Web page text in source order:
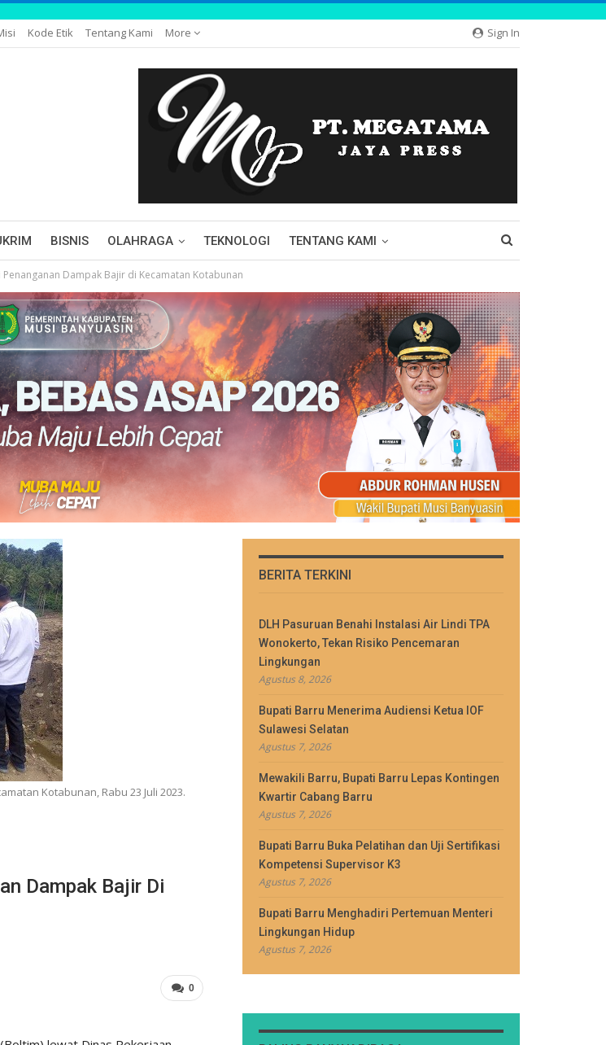
Sign In
Kode Etik Tentang Kami More
BISNIS OLAHRAGA TEKNOLOGI TENTANG KAMI
Penanganan Dampak Bajir di Kecamatan Kotabunan
Kotabunan, Rabu 23 Juli 2023.
Dampak Bajir Di
0
BERITA TERKINI
DLH Pasuruan Benahi Instalasi Air Lindi TPA
Wonokerto, Tekan Risiko Pencemaran
Lingkungan
Agustus 8, 2026
Bupati Barru Menerima Audiensi Ketua IOF
Sulawesi Selatan
Agustus 7, 2026
Mewakili Barru, Bupati Barru Lepas Kontingen
Kwartir Cabang Barru
Agustus 7, 2026
Bupati Barru Buka Pelatihan dan Uji Sertifikasi
Kompetensi Supervisor K3
Agustus 7, 2026
Bupati Barru Menghadiri Pertemuan Menteri
Lingkungan Hidup
Agustus 7, 2026